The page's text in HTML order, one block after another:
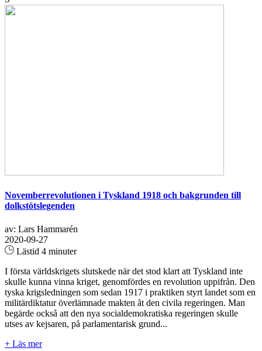
Novemberrevolutionen i Tyskland 1918 och bakgrunden till
dolkstötslegenden
av: Lars Hammarén
2020-09-27
Lästid 4 minuter
I första världskrigets slutskede när det stod klart att Tyskland inte
skulle kunna vinna kriget, genomfördes en revolution uppifrån. Den
tyska krigsledningen som sedan 1917 i praktiken styrt landet som en
militärdiktatur överlämnade makten åt den civila regeringen. Man
begärde också att den nya socialdemokratiska regeringen skulle
utses av kejsaren, på parlamentarisk grund...
+ Läs mer